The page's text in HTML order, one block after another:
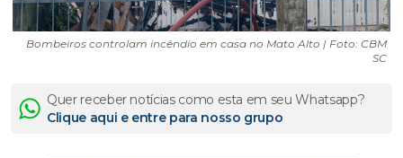
Bombeiros controlam incêndio em casa no Mato Alto | Foto: CBM
SC
Quer receber notícias como esta em seu Whatsapp?
Clique aqui e entre para nosso grupo